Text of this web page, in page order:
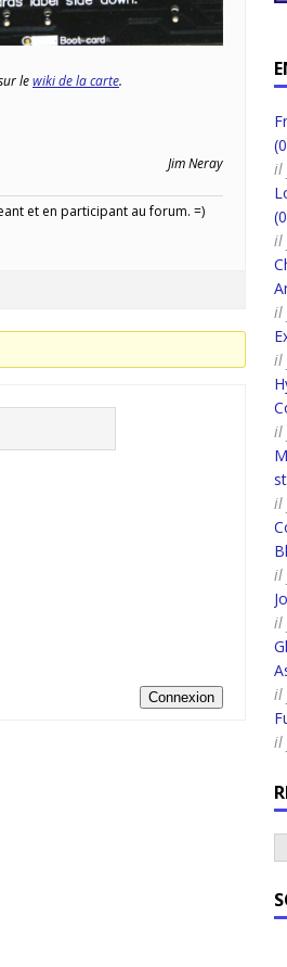
lewiki de la carte.
Jim Neray
et en participant au forum. =)
Connexion
il
il
il
il
il
il
il
il
il
il